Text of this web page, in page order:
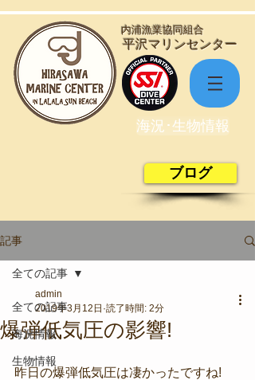
​平沢マリンセンター
​内浦漁業協同組合
海況･生物情報
ブログ
記事
全ての記事
海況情報
生物情報
全ての記事
爆弾低気圧の影響!
admin
2019年3月12日 読了時間: 2分
昨日の爆弾低気圧は凄かったですね!